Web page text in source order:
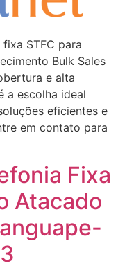
STFC para
Bulk Sales
e alta
a escolha ideal
eficientes e
em contato para
Fixa
Atacado